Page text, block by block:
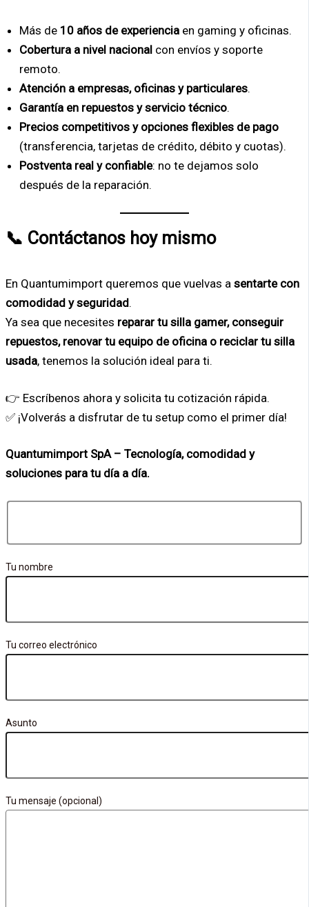
Más de 10 años de experiencia en gaming y oficinas.
Cobertura a nivel nacional con envíos y soporte
remoto.
Atención a empresas, oficinas y particulares.
Garantía en repuestos y servicio técnico.
Precios competitivos y opciones flexibles de pago
(transferencia, tarjetas de crédito, débito y cuotas).
Postventa real y confiable: no te dejamos solo
después de la reparación.
📞 Contáctanos hoy mismo
En Quantumimport queremos que vuelvas a sentarte con
comodidad y seguridad.
Ya sea que necesites reparar tu silla gamer, conseguir
repuestos, renovar tu equipo de oficina o reciclar tu silla
usada, tenemos la solución ideal para ti.
👉 Escríbenos ahora y solicita tu cotización rápida.
✅ ¡Volverás a disfrutar de tu setup como el primer día!
Quantumimport SpA – Tecnología, comodidad y
soluciones para tu día a día.
Tu nombre
Tu correo electrónico
Asunto
Tu mensaje (opcional)